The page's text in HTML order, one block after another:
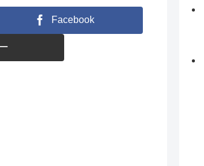
Facebook